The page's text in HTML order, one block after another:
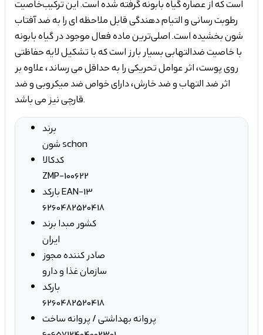
است که از عصاره گیاه بابونه گرفته شده است. این ترکیبخاصیت
رطوبت رسانی و التیام دهندگی قابل ملاحظه ای را به ضد آفتاب
شون بخشیده است. اصلی‌ترین ماده فعال موجود در گیاه بابونه
با خاصیت ضدالتهابی بسیار بارز است که با تشکیل لایه حفاظتی
روی پوست، اثر عوامل تحریکی را به حداقل می رساند، علاوه بر
اثر ضد التهاب و ضد خارش، دارای خواص ضد میکروبی و ضد
قارچی نیز می باشد.
برند
شون schon
کدکالا
ZMP-100622
بارکد EAN-13
6260482520418
کشور مبدا برند
ایران
صادر کننده مجوز
سازمان غذا و دارو
بارکد
6260482520418
پروانه بهداشتی / پروانه ساخت